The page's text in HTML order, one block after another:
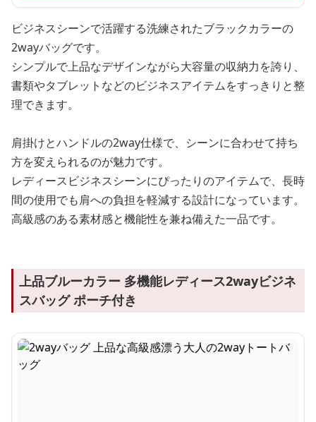
ビジネスシーンで活躍する洗練されたブラックカラーの
2wayバッグです。
シンプルで上品なデザインながら大容量の収納力を誇り、
書類やタブレットなどのビジネスアイテムをすっきりと整
理できます。
肩掛けとハンドルの2way仕様で、シーンに合わせて持ち
方を変えられるのが魅力です。
レディースビジネスシーンにぴったりのアイテムで、長時
間の使用でも肩への負担を軽減する設計になっています。
高級感のある素材感と機能性を兼ね備えた一品です。
上品ブルーカラー 多機能レディース2wayビジネ
スバッグ ポーチ付き